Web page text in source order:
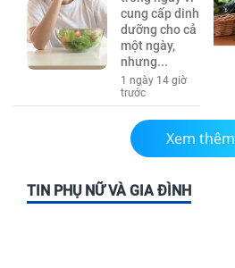
cung cấp dinh
dưỡng cho cả
một ngày,
nhưng...
1 ngày 14 giờ
trước
Xem thêm
TIN PHỤ NỮ VÀ GIA ĐÌNH